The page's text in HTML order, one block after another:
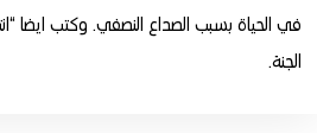
في الحياة بسبب الصداع النصفي. وكتب ايضا
الجنة.